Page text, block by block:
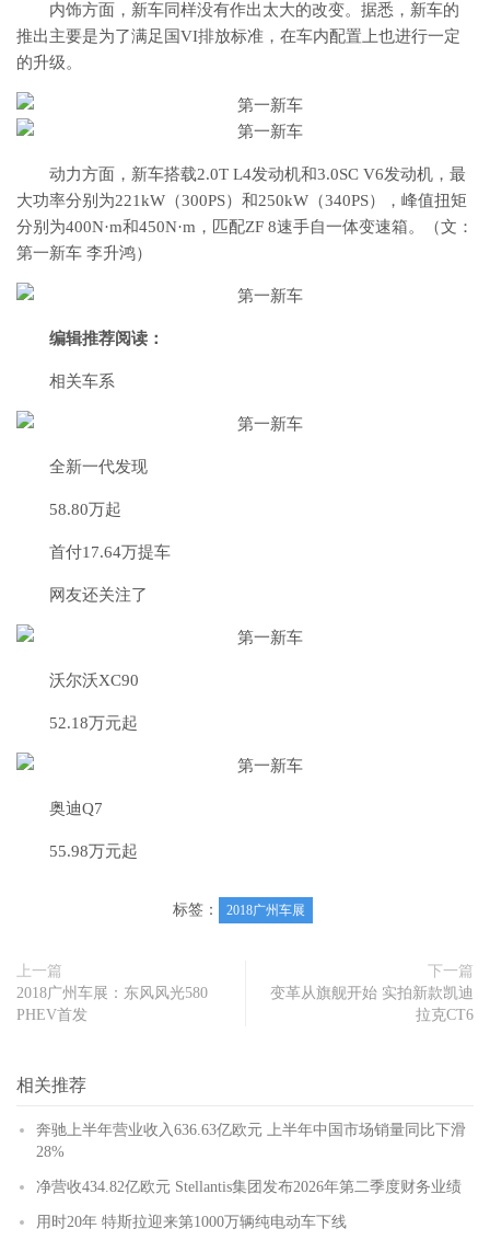
内饰方面，新车同样没有作出太大的改变。据悉，新车的
推出主要是为了满足国VI排放标准，在车内配置上也进行一定
的升级。
动力方面，新车搭载2.0T L4发动机和3.0SC V6发动机，最
大功率分别为221kW（300PS）和250kW（340PS），峰值扭矩
分别为400N·m和450N·m，匹配ZF 8速手自一体变速箱。（文：
第一新车 李升鸿）
编辑推荐阅读：
相关车系
全新一代发现
58.80万起
首付17.64万提车
网友还关注了
沃尔沃XC90
52.18万元起
奥迪Q7
55.98万元起
标签： 2018广州车展
上一篇
2018广州车展：东风风光580
PHEV首发
下一篇
变革从旗舰开始 实拍新款凯迪
拉克CT6
相关推荐
奔驰上半年营业收入636.63亿欧元 上半年中国市场销量同比下滑
28%
净营收434.82亿欧元 Stellantis集团发布2026年第二季度财务业绩
用时20年 特斯拉迎来第1000万辆纯电动车下线